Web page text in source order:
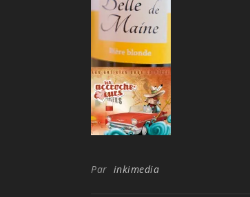
Par inkimedia